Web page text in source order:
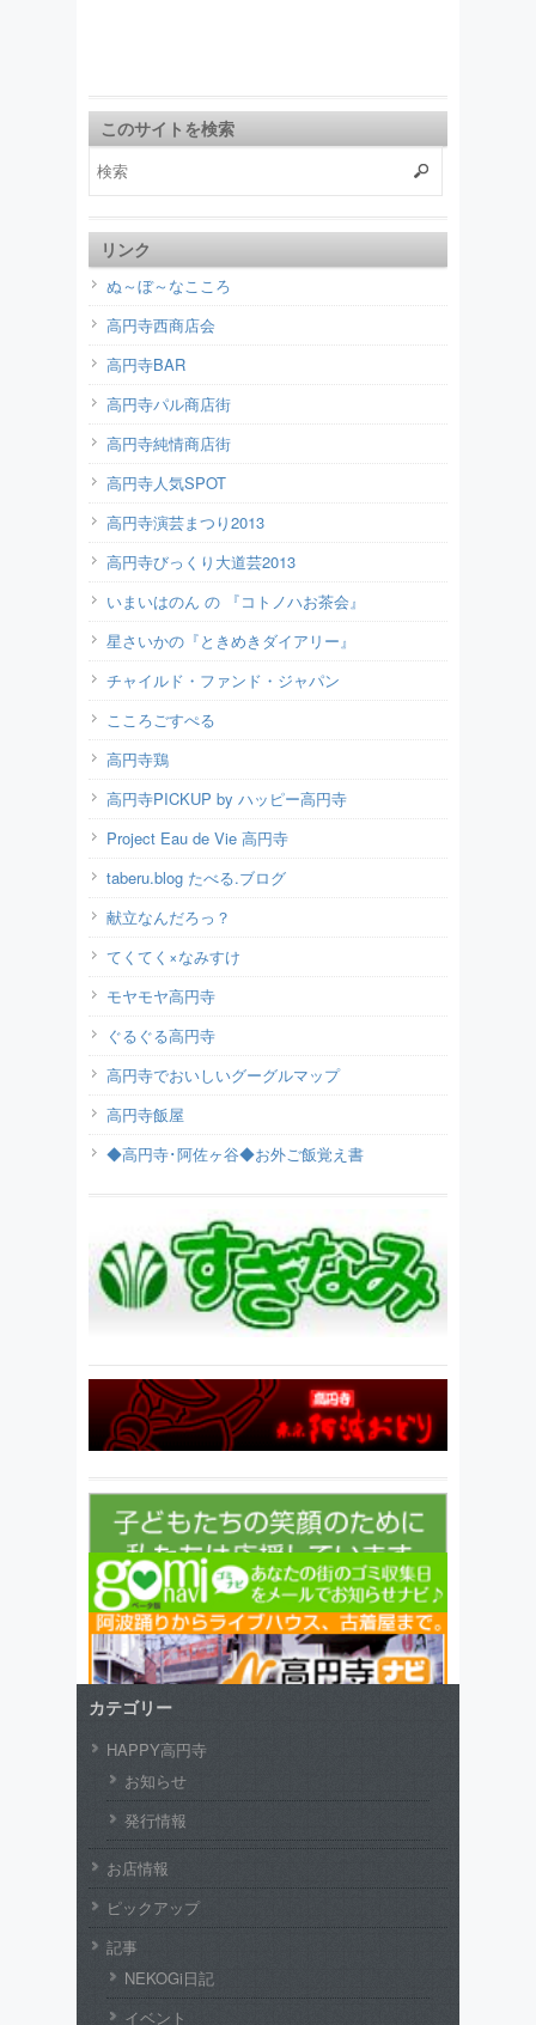
このサイトを検索
リンク
ぬ～ぼ～なこころ
高円寺西商店会
高円寺BAR
高円寺パル商店街
高円寺純情商店街
高円寺人気SPOT
高円寺演芸まつり2013
高円寺びっくり大道芸2013
いまいはのん の 『コトノハお茶会』
星さいかの『ときめきダイアリー』
チャイルド・ファンド・ジャパン
こころごすぺる
高円寺鶏
高円寺PICKUP by ハッピー高円寺
Project Eau de Vie 高円寺
taberu.blog たべる.ブログ
献立なんだろっ？
てくてく×なみすけ
モヤモヤ高円寺
ぐるぐる高円寺
高円寺でおいしいグーグルマップ
高円寺飯屋
◆高円寺･阿佐ヶ谷◆お外ご飯覚え書
カテゴリー
HAPPY高円寺
お知らせ
発行情報
お店情報
ピックアップ
記事
NEKOGi日記
イベント